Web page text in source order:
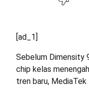
[ad_1]
Sebelum Dimensity
chip kelas
tren baru,